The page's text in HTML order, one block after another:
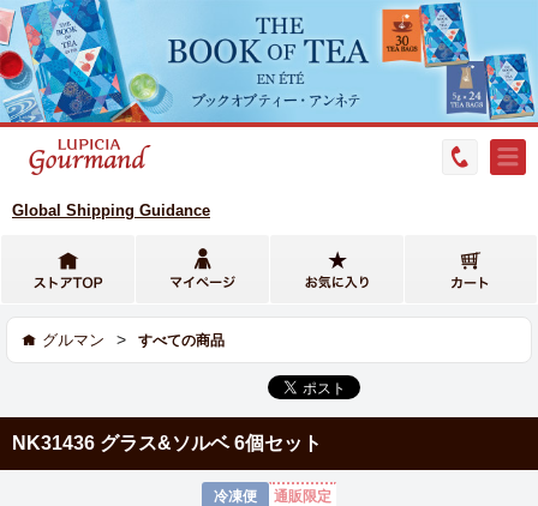
Global Shipping Guidance
グルマン > すべての商品
NK31436 グラス&ソルベ 6個セット
冷凍便 通販限定